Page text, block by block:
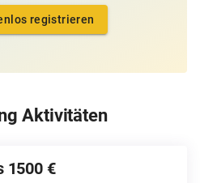
registrieren
Aktivitäten
1500 €